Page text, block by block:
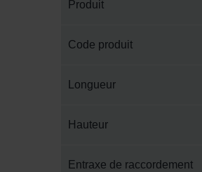
Produit
Code produit
Longueur
Hauteur
Entraxe de raccordement